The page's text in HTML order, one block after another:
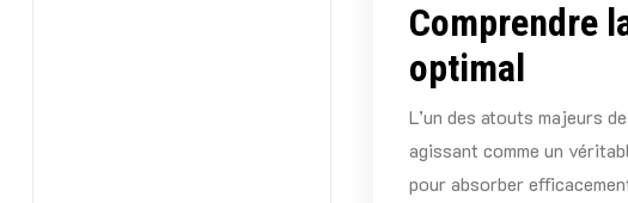
Comprendre
optimal
L’un des atouts majeurs
agissant comme un
pour absorber